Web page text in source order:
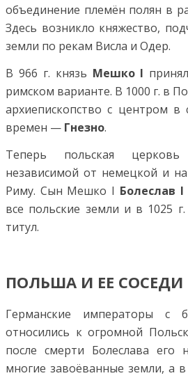
объединение племён полян в
Здесь возникло княжество,
земли по рекам Висла и Одер.
В 966 г. князь Мешко I
римском варианте. В 1000 г. в
архиепископство с центром
времен — Гнезно.
Теперь польская
независимой от немецкой и
Риму. Сын Мешко I Болеслав
все польские земли и в 1025
титул.
ПОЛЬША И ЕЕ СОСЕДИ
Германские императоры с
относились к огромной
после смерти Болеслава его
многие завоёванные земли, а в